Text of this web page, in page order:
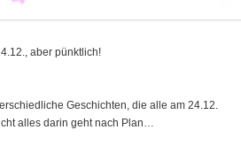
aber pünktlich!
Geschichten, die alle am 24.12.
alles darin geht nach Plan…